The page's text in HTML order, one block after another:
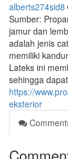
alberts274sid8
Sumber:
jamur dan
adalah jenis
memiliki
Lateks ini
sehingga
https://
eksterior